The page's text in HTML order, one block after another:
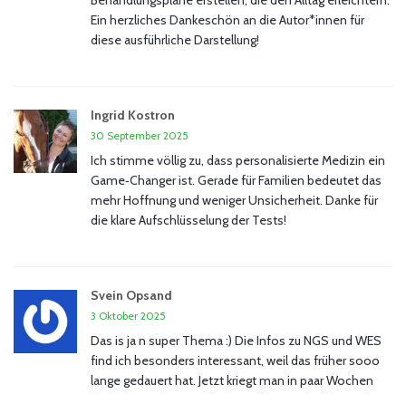
Ein herzliches Dankeschön an die Autor*innen für
diese ausführliche Darstellung!
Ingrid Kostron
30 September 2025
Ich stimme völlig zu, dass personalisierte Medizin ein
Game‑Changer ist. Gerade für Familien bedeutet das
mehr Hoffnung und weniger Unsicherheit. Danke für
die klare Aufschlüsselung der Tests!
Svein Opsand
3 Oktober 2025
Das is ja n super Thema :) Die Infos zu NGS und WES
find ich besonders interessant, weil das früher sooo
lange gedauert hat. Jetzt kriegt man in paar Wochen